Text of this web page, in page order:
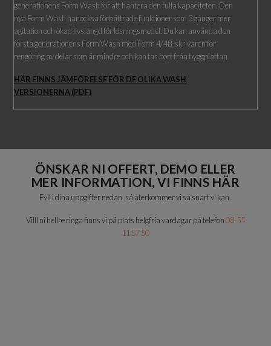
generationens Form Wash för att hantera den fulla kapaciteten. Den
nya Form Wash har också förbättrade funktioner som 3 gånger mer
agitation och ökad livslängd för lösningsmedel. Du kan använda den
första generationens Form Wash med Form 4/4B-skrivaren för
rengöring av delar som är mindre och kan tas bort från byggplattan.
HÄR FINNS JÄMFÖRELSE FÖR DE OLIKA WASH
VERSIONERNA (PDF)
ÖNSKAR NI OFFERT, DEMO ELLER
MER INFORMATION, VI FINNS HÄR
Fyll i dina uppgifter nedan, så återkommer vi så snart vi kan.
Villl ni hellre ringa finns vi på plats helgfria vardagar på telefon08-55
11 57 50